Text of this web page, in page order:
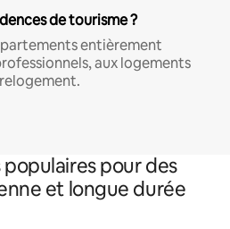
de tourisme ?
entièrement
aux logements
pour des
et longue durée